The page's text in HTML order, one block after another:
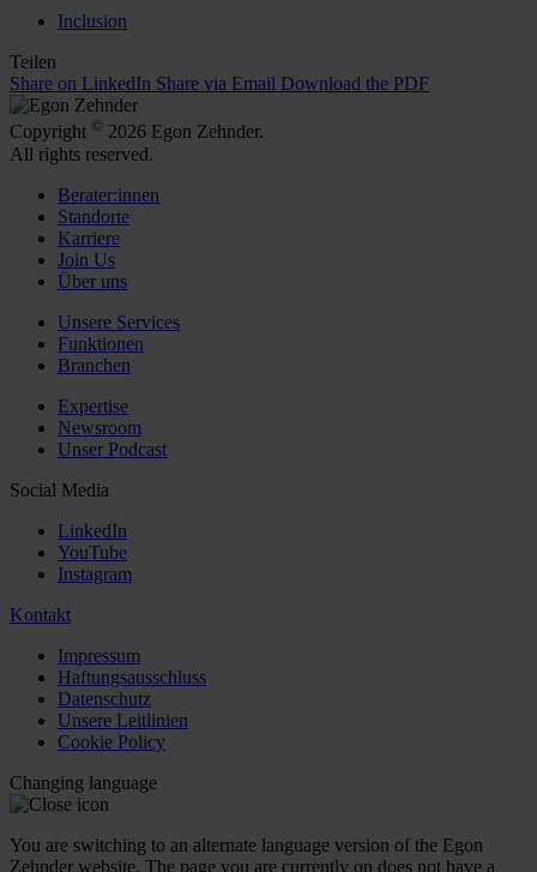
Inclusion
Teilen
Share on LinkedIn Share via Email Download the PDF
Copyright © 2026 Egon Zehnder.
All rights reserved.
Berater:innen
Standorte
Karriere
Join Us
Über uns
Unsere Services
Funktionen
Branchen
Expertise
Newsroom
Unser Podcast
Social Media
LinkedIn
YouTube
Instagram
Kontakt
Impressum
Haftungsausschluss
Datenschutz
Unsere Leitlinien
Cookie Policy
Changing language
You are switching to an alternate language version of the Egon
Zehnder website. The page you are currently on does not have a